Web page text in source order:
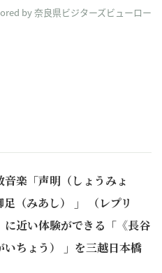
by 奈良県ビジターズビューロー
楽「声明（しょうみょ
（みあし） 」 （レプリ
近い体験ができる「《長谷
ちょう） 」を三越日本橋